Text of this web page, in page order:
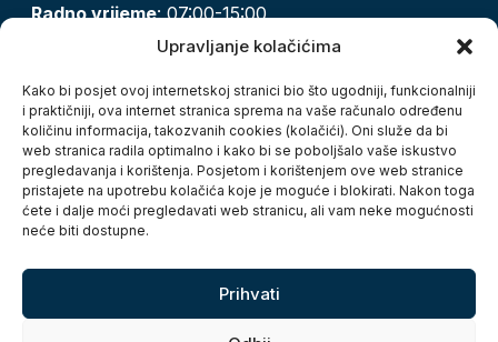
Upravljanje kolačićima
Kako bi posjet ovoj internetskoj stranici bio što ugodniji, funkcionalniji
i praktičniji, ova internet stranica sprema na vaše računalo određenu
količinu informacija, takozvanih cookies (kolačići). Oni služe da bi
web stranica radila optimalno i kako bi se poboljšalo vaše iskustvo
pregledavanja i korištenja. Posjetom i korištenjem ove web stranice
pristajete na upotrebu kolačića koje je moguće i blokirati. Nakon toga
ćete i dalje moći pregledavati web stranicu, ali vam neke mogućnosti
neće biti dostupne.
Prihvati
Radno vrijeme: 07:00-15:00
pisarnica@karlovac.hr
Zaštita osobnih podataka
Pristup informacijama
Kolačići
Izjava o pristupačnosti
Turistička zajednica grada Karlovca